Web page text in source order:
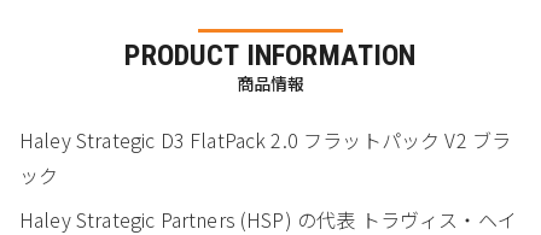
PRODUCT INFORMATION
商品情報
Haley Strategic D3 FlatPack 2.0 フラットパック V2 ブラ
ック
Haley Strategic Partners (HSP) の代表 トラヴィス・ヘイ